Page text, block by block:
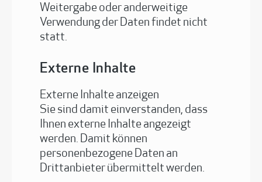
Weitergabe oder anderweitige
Verwendung der Daten findet nicht
statt.
Externe Inhalte
Externe Inhalte anzeigen
Sie sind damit einverstanden, dass
Ihnen externe Inhalte angezeigt
werden. Damit können
personenbezogene Daten an
Drittanbieter übermittelt werden.